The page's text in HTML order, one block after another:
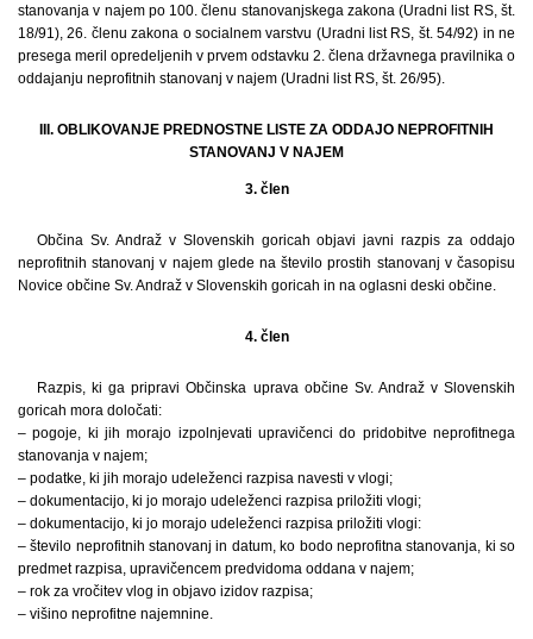
stanovanja v najem po 100. členu stanovanjskega zakona (Uradni list RS, št.
18/91), 26. členu zakona o socialnem varstvu (Uradni list RS, št. 54/92) in ne
presega meril opredeljenih v prvem odstavku 2. člena državnega pravilnika o
oddajanju neprofitnih stanovanj v najem (Uradni list RS, št. 26/95).
III. OBLIKOVANJE PREDNOSTNE LISTE ZA ODDAJO NEPROFITNIH
STANOVANJ V NAJEM
3. člen
Občina Sv. Andraž v Slovenskih goricah objavi javni razpis za oddajo
neprofitnih stanovanj v najem glede na število prostih stanovanj v časopisu
Novice občine Sv. Andraž v Slovenskih goricah in na oglasni deski občine.
4. člen
Razpis, ki ga pripravi Občinska uprava občine Sv. Andraž v Slovenskih
goricah mora določati:
– pogoje, ki jih morajo izpolnjevati upravičenci do pridobitve neprofitnega
stanovanja v najem;
– podatke, ki jih morajo udeleženci razpisa navesti v vlogi;
– dokumentacijo, ki jo morajo udeleženci razpisa priložiti vlogi;
– dokumentacijo, ki jo morajo udeleženci razpisa priložiti vlogi:
– število neprofitnih stanovanj in datum, ko bodo neprofitna stanovanja, ki so
predmet razpisa, upravičencem predvidoma oddana v najem;
– rok za vročitev vlog in objavo izidov razpisa;
– višino neprofitne najemnine.